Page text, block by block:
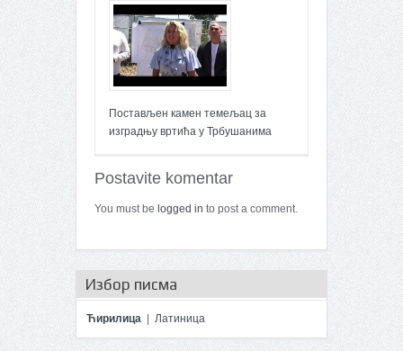
Постављен камен темељац за
изградњу вртића у Трбушанима
Postavite komentar
You must be logged in to post a comment.
Избор писма
Ћирилица Латиница